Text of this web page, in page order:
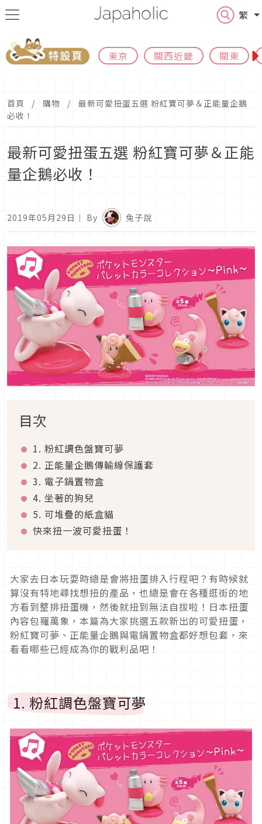
繁
東京 關西近畿 關東
首頁 購物
最新可愛扭蛋五選 粉紅寶可夢＆正能量企鵝
必收！
最新可愛扭蛋五選 粉紅寶可夢＆正能
量企鵝必收！
2019年05月29日 ｜ By 兔子說
目次
1. 粉紅調色盤寶可夢
2. 正能量企鵝傳輸線保護套
3. 電子鍋置物盒
4. 坐著的狗兒
5. 可堆疊的紙盒貓
快來扭一波可愛扭蛋！
大家去日本玩耍時總是會將扭蛋排入行程吧？有時候就
算沒有特地尋找想扭的產品，也總是會在各種逛街的地
方看到整排扭蛋機，然後就扭到無法自拔啦！日本扭蛋
內容包羅萬象，本篇為大家挑選五款新出的可愛扭蛋，
粉紅寶可夢、正能量企鵝與電鍋置物盒都好想包套，來
看看哪些已經成為你的戰利品吧！
1. 粉紅調色盤寶可夢